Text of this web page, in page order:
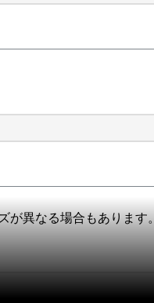
異なる場合もあります。